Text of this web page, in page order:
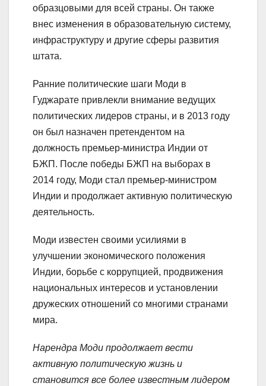
образцовыми для всей страны. Он также
внес изменения в образовательную систему,
инфраструктуру и другие сферы развития
штата.
Ранние политические шаги Моди в
Гуджарате привлекли внимание ведущих
политических лидеров страны, и в 2013 году
он был назначен претендентом на
должность премьер-министра Индии от
БЖП. После победы БЖП на выборах в
2014 году, Моди стал премьер-министром
Индии и продолжает активную политическую
деятельность.
Моди известен своими усилиями в
улучшении экономического положения
Индии, борьбе с коррупцией, продвижения
национальных интересов и установлении
дружеских отношений со многими странами
мира.
Нарендра Моди продолжает вести
активную политическую жизнь и
становится все более известным лидером